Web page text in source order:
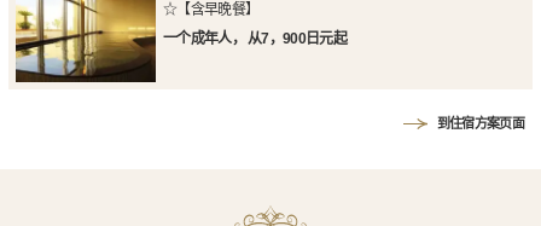
☆【含早晚餐】
一个成年人， 从7，900日元起
到住宿方案页面